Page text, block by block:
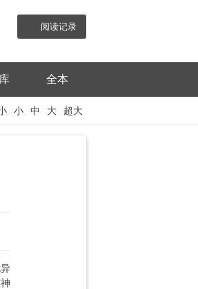
阅读记录
全本
小 中 大 超大